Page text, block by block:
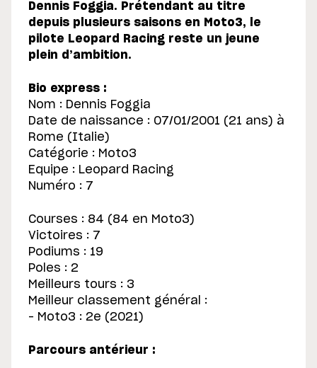
Dennis Foggia. Prétendant au titre
depuis plusieurs saisons en Moto3, le
pilote Leopard Racing reste un jeune
plein d’ambition.
Bio express :
Nom : Dennis Foggia
Date de naissance : 07/01/2001 (21 ans) à
Rome (Italie)
Catégorie : Moto3
Equipe : Leopard Racing
Numéro : 7
Courses : 84 (84 en Moto3)
Victoires : 7
Podiums : 19
Poles : 2
Meilleurs tours : 3
Meilleur classement général :
– Moto3 : 2e (2021)
Parcours antérieur :